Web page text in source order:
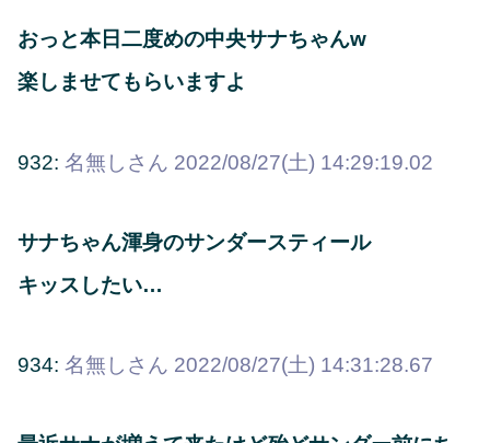
おっと本日二度めの中央サナちゃんw
楽しませてもらいますよ
932: 名無しさん 2022/08/27(土) 14:29:19.02
サナちゃん渾身のサンダースティール
キッスしたい…
934: 名無しさん 2022/08/27(土) 14:31:28.67